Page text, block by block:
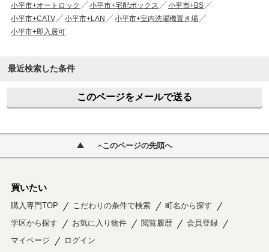
小平市+オートロック
小平市+宅配ボックス
小平市+BS
小平市+CATV
小平市+LAN
小平市+室内洗濯機置き場
小平市+即入居可
最近検索した条件
このページをメールで送る
このページの先頭へ
買いたい
購入専門TOP こだわりの条件で検索
町名から探す
学区から探す
お気に入り物件 閲覧履歴
会員登録
マイページ
ログイン